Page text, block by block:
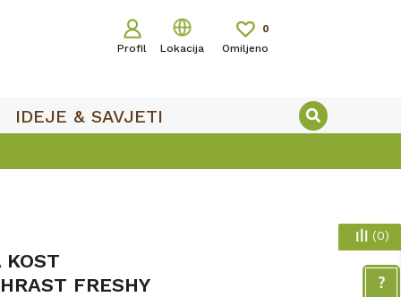
Profil Lokacija Omiljeno
0
IDEJE & SAVJETI
KOST
FRESHY
(0)